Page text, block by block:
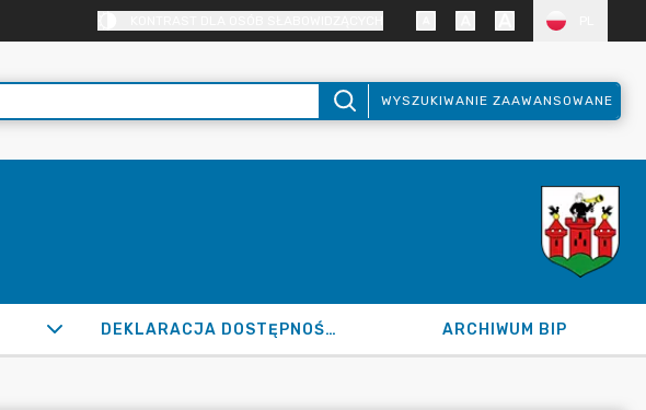
WYSZUKIWANIE ZAAWANSOWANE
DEKLARACJA DOSTĘPNOŚCI ARCHIWUM BIP